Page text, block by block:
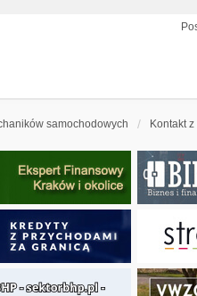
samochodowych Kontakt